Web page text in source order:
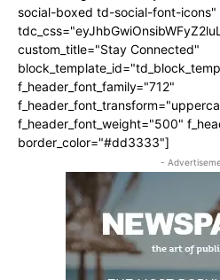
social-boxed td-social-font-icons"
custom_title="Stay Connected"
f_header_font_family="712"
f_header_font_weight="500"
border_color="#dd3333"]
-